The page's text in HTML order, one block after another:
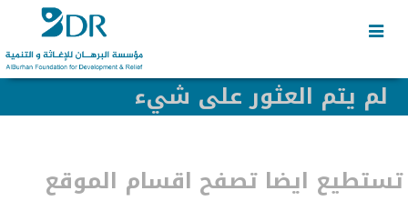
content
لم يتم العثور على شيء
تستطيع ايضا تصفح اقسام الموقع